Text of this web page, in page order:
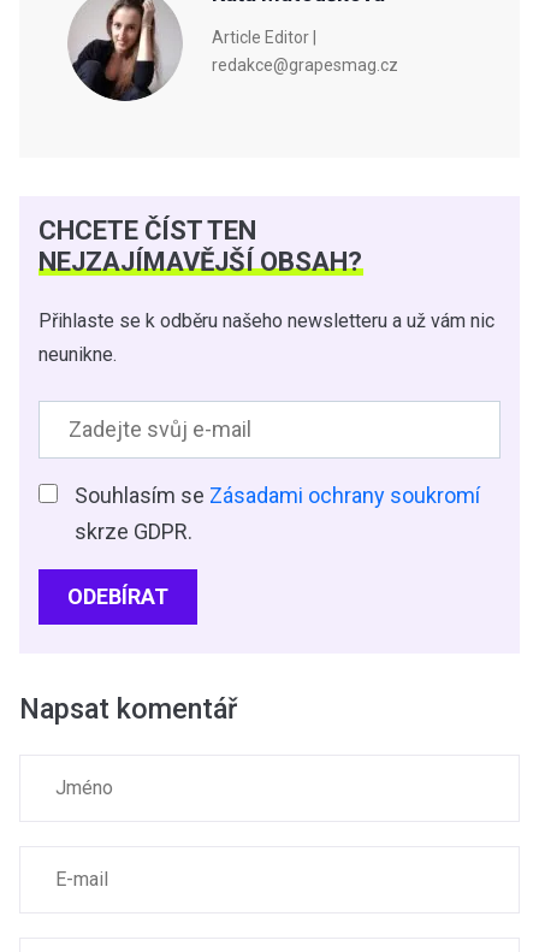
Article Editor |
redakce@grapesmag.cz
CHCETE ČÍST TEN
NEJZAJÍMAVĚJŠÍ OBSAH?
Přihlaste se k odběru našeho newsletteru a už vám nic
neunikne.
Souhlasím se Zásadami ochrany soukromí
skrze GDPR.
ODEBÍRAT
Napsat komentář